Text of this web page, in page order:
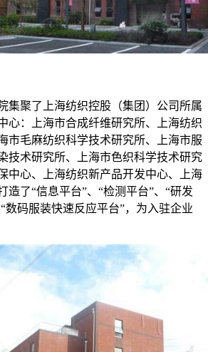
集聚了上海纺织控股（集团）公司所属
心：上海市合成纤维研究所、上海纺织
市毛麻纺织科学技术研究所、上海市服
技术研究所、上海市色织科学技术研究
中心、上海纺织新产品开发中心、上海
造了“信息平台”、“检测平台”、“研发
数码服装快速反应平台”，为入驻企业